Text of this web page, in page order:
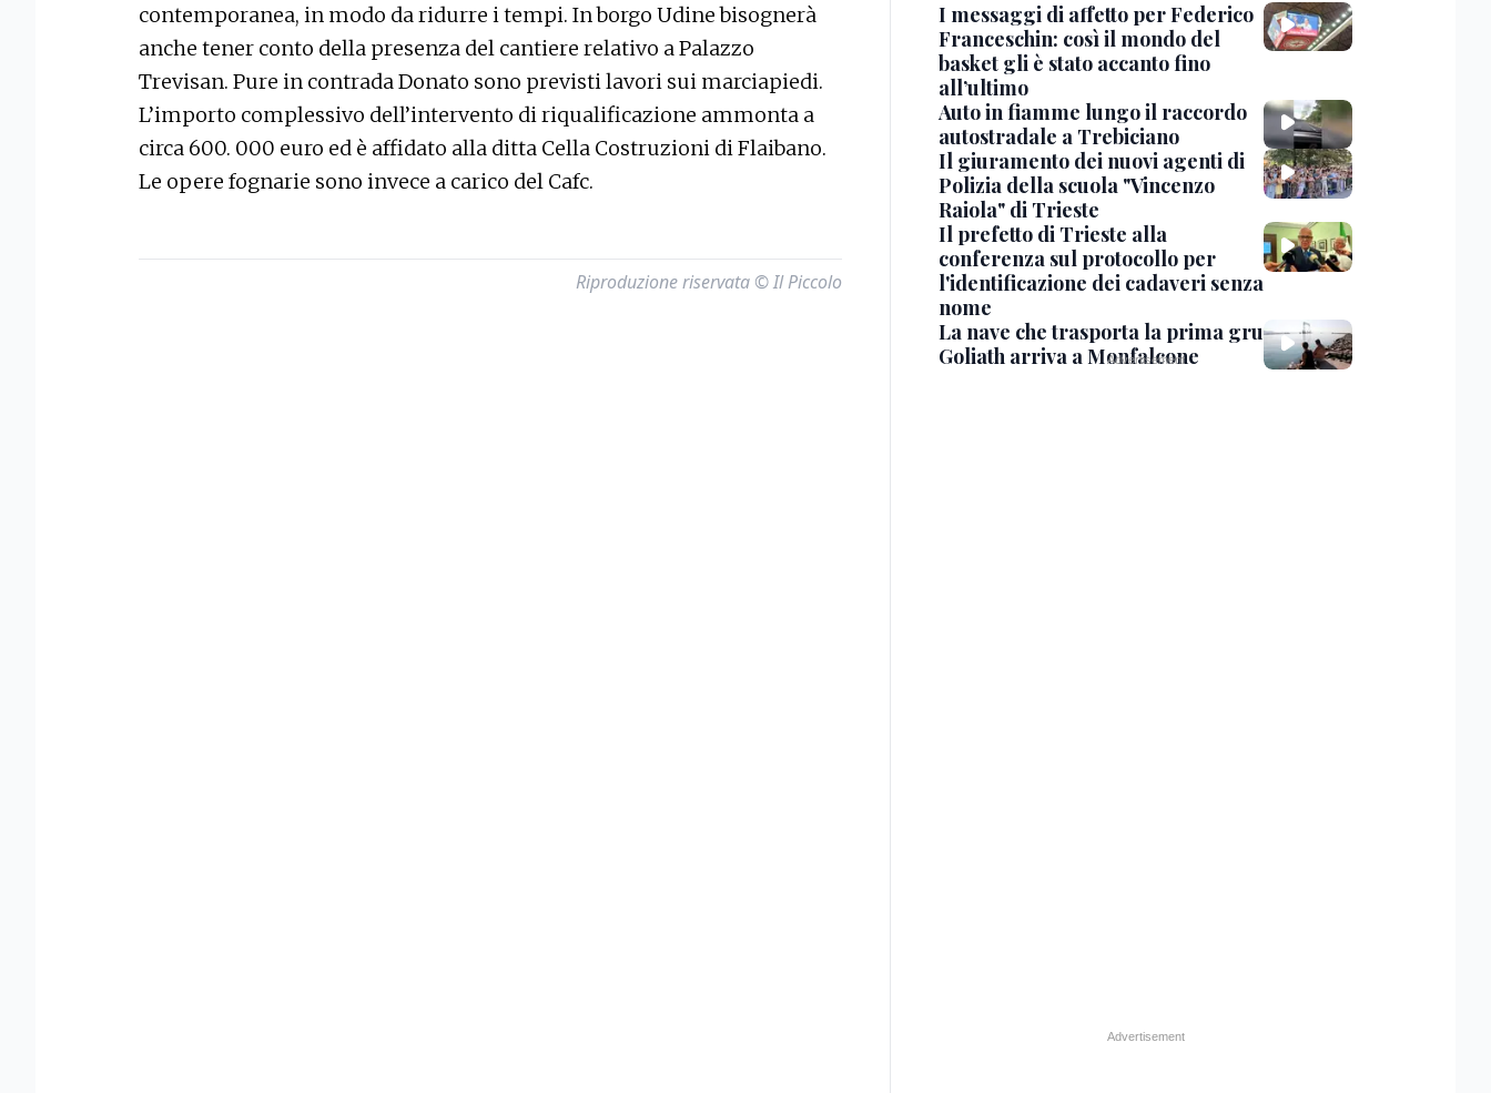
contemporanea, in modo da ridurre i tempi. In borgo Udine bisognerà
anche tener conto della presenza del cantiere relativo a Palazzo
Trevisan. Pure in contrada Donato sono previsti lavori sui marciapiedi.
L’importo complessivo dell’intervento di riqualificazione ammonta a
circa 600. 000 euro ed è affidato alla ditta Cella Costruzioni di Flaibano.
Le opere fognarie sono invece a carico del Cafc.
Riproduzione riservata © Il Piccolo
I messaggi di affetto per Federico
Franceschin: così il mondo del
basket gli è stato accanto fino
all’ultimo
Auto in fiamme lungo il raccordo
autostradale a Trebiciano
Il giuramento dei nuovi agenti di
Polizia della scuola "Vincenzo
Raiola" di Trieste
Il prefetto di Trieste alla
conferenza sul protocollo per
l'identificazione dei cadaveri senza
nome
La nave che trasporta la prima gru
Goliath arriva a Monfalcone